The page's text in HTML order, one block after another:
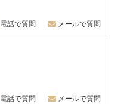
電話で質問 メールで質問
電話で質問 メールで質問